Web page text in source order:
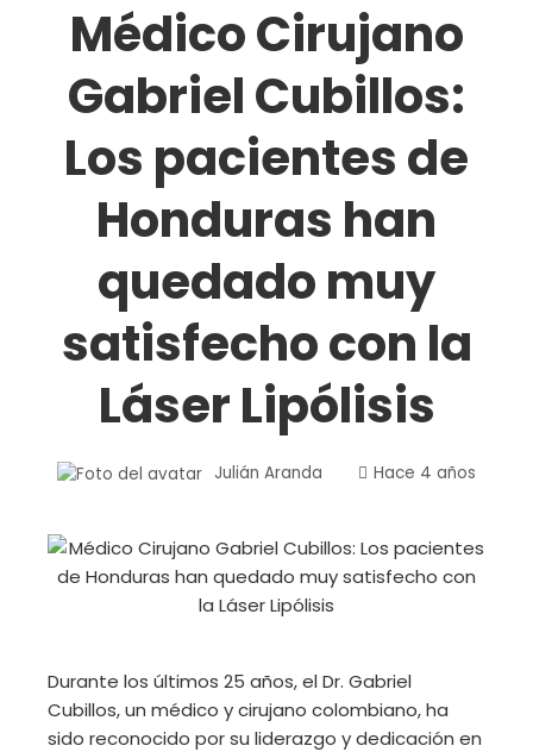
Médico Cirujano
Gabriel Cubillos:
Los pacientes de
Honduras han
quedado muy
satisfecho con la
Láser Lipólisis
Julián Aranda Hace 4 años
Durante los últimos 25 años, el Dr. Gabriel
Cubillos, un médico y cirujano colombiano, ha
sido reconocido por su liderazgo y dedicación en